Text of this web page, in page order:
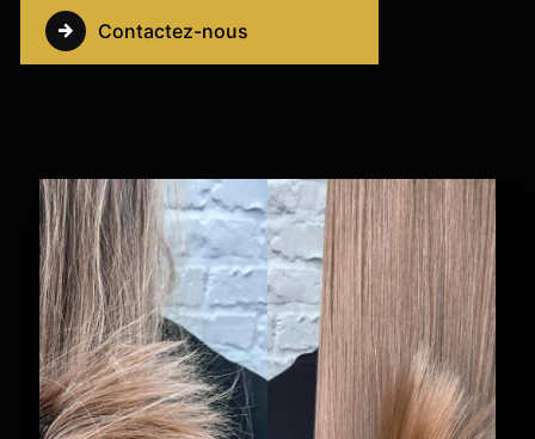
Contactez-nous